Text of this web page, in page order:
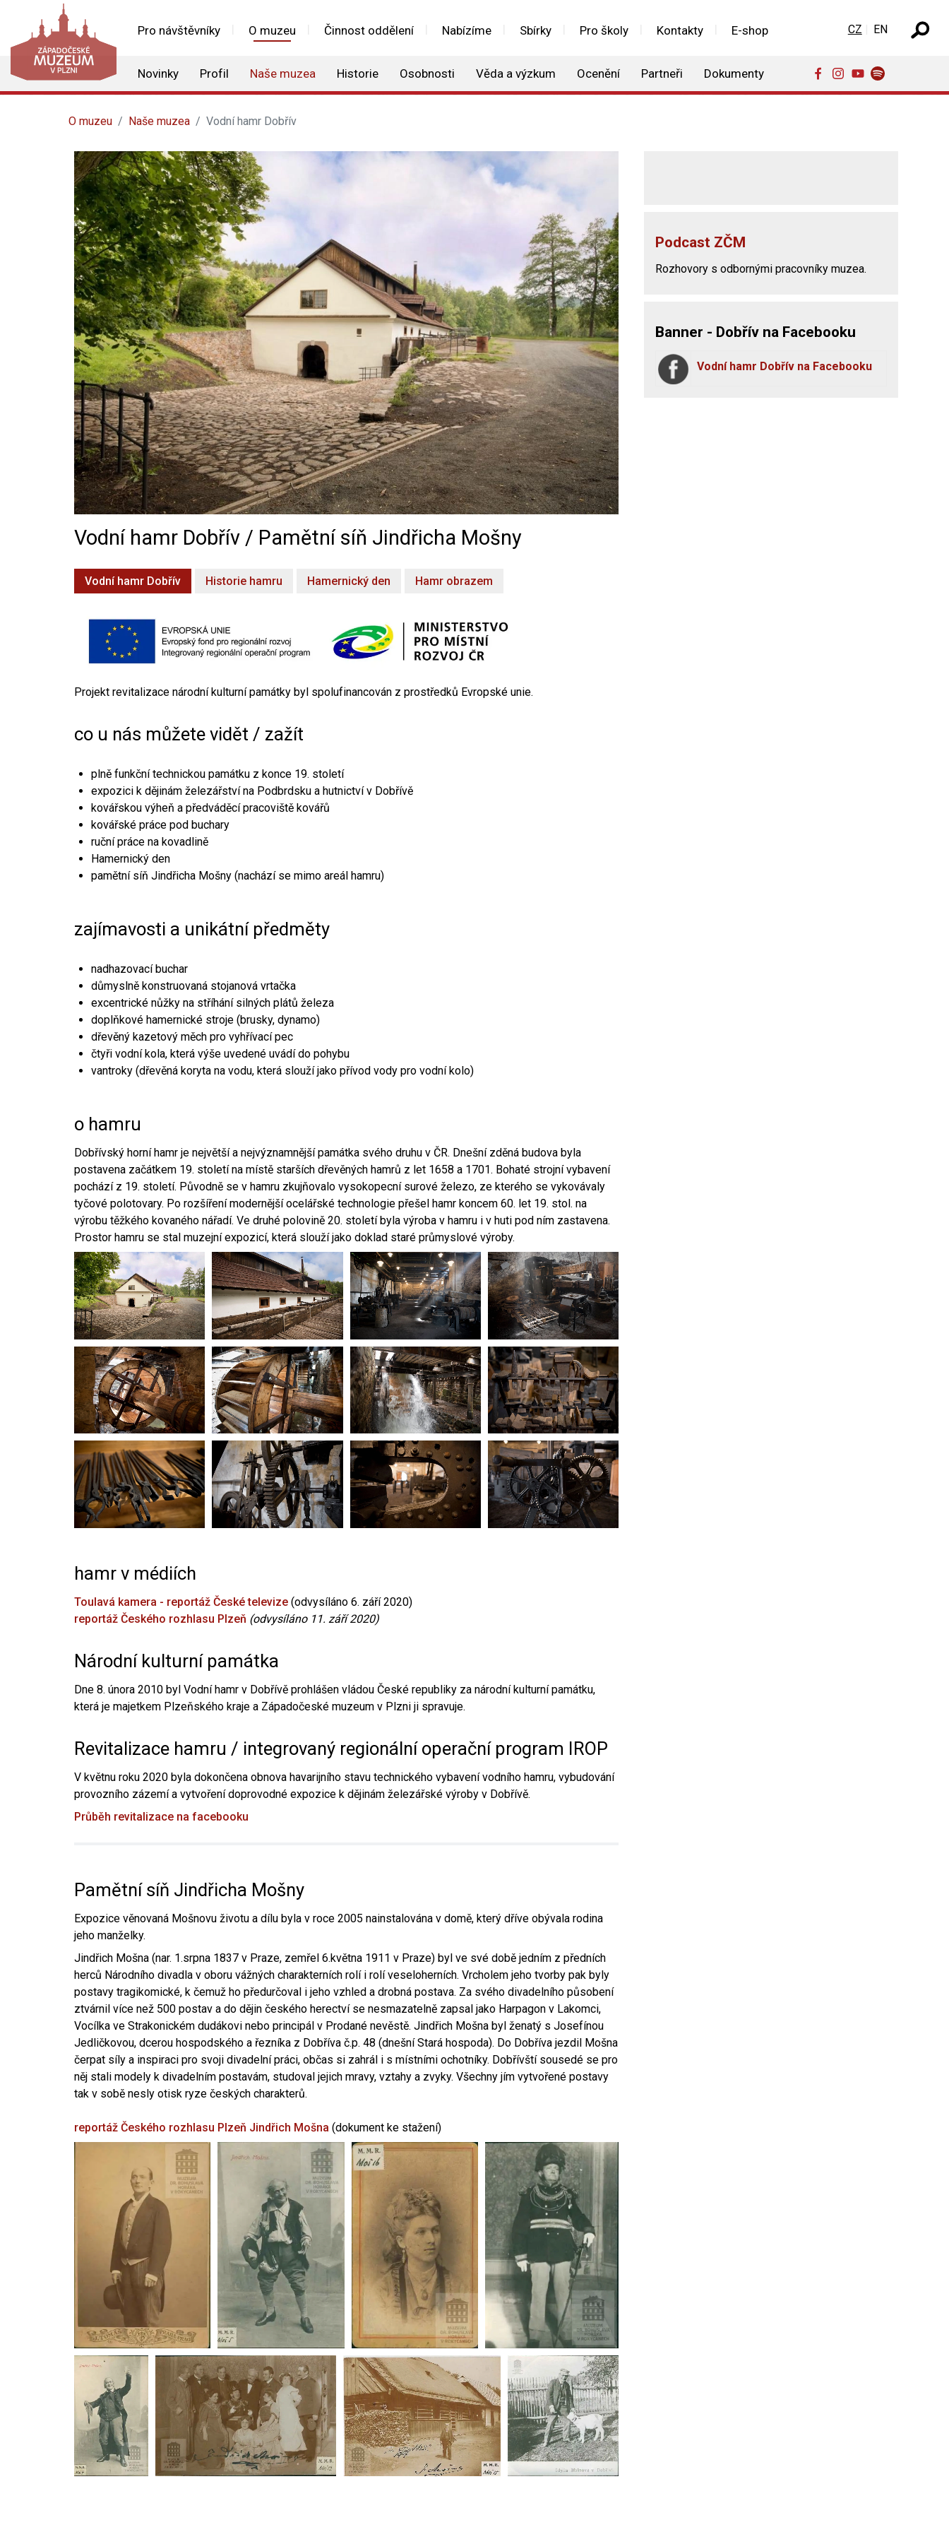
Pro návštěvníky O muzeu Činnost oddělení Nabízíme Sbírky Pro školy Kontakty E-shop
Novinky Profil Naše muzea Historie Osobnosti Věda a výzkum Ocenění Partneři Dokumenty
Zvolte jazyk
CZ EN
O muzeu Naše muzea Vodní hamr Dobřív
Vodní hamr Dobřív / Pamětní síň Jindřicha Mošny
Vodní hamr Dobřív Historie hamru Hamernický den Hamr obrazem
Projekt revitalizace národní kulturní památky byl spolufinancován z prostředků Evropské unie.
co u nás můžete vidět / zažít
plně funkční technickou památku z konce 19. století
expozici k dějinám železářství na Podbrdsku a hutnictví v Dobřívě
kovářskou výheň a předváděcí pracoviště kovářů
kovářské práce pod buchary
ruční práce na kovadlině
Hamernický den
pamětní síň Jindřicha Mošny (nachází se mimo areál hamru)
zajímavosti a unikátní předměty
nadhazovací buchar
důmyslně konstruovaná stojanová vrtačka
excentrické nůžky na stříhání silných plátů železa
doplňkové hamernické stroje (brusky, dynamo)
dřevěný kazetový měch pro vyhřívací pec
čtyři vodní kola, která výše uvedené uvádí do pohybu
vantroky (dřevěná koryta na vodu, která slouží jako přívod vody pro vodní kolo)
o hamru
Dobřívský horní hamr je největší a nejvýznamnější památka svého druhu v ČR. Dnešní zděná budova byla
postavena začátkem 19. století na místě starších dřevěných hamrů z let 1658 a 1701. Bohaté strojní vybavení
pochází z 19. století. Původně se v hamru zkujňovalo vysokopecní surové železo, ze kterého se vykovávaly
tyčové polotovary. Po rozšíření modernější ocelářské technologie přešel hamr koncem 60. let 19. stol. na
výrobu těžkého kovaného nářadí. Ve druhé polovině 20. století byla výroba v hamru i v huti pod ním zastavena.
Prostor hamru se stal muzejní expozicí, která slouží jako doklad staré průmyslové výroby.
hamr v médiích
Toulavá kamera - reportáž České televize (odvysíláno 6. září 2020)
reportáž Českého rozhlasu Plzeň (odvysíláno 11. září 2020)
Národní kulturní památka
Dne 8. února 2010 byl Vodní hamr v Dobřívě prohlášen vládou České republiky za národní kulturní památku,
která je majetkem Plzeňského kraje a Západočeské muzeum v Plzni ji spravuje.
Revitalizace hamru / integrovaný regionální operační program IROP
V květnu roku 2020 byla dokončena obnova havarijního stavu technického vybavení vodního hamru, vybudování
provozního zázemí a vytvoření doprovodné expozice k dějinám železářské výroby v Dobřívě.
Průběh revitalizace na facebooku
Pamětní síň Jindřicha Mošny
Expozice věnovaná Mošnovu životu a dílu byla v roce 2005 nainstalována v domě, který dříve obývala rodina
jeho manželky.
Jindřich Mošna (nar. 1.srpna 1837 v Praze, zemřel 6.května 1911 v Praze) byl ve své době jedním z předních
herců Národního divadla v oboru vážných charakterních rolí i rolí veseloherních. Vrcholem jeho tvorby pak byly
postavy tragikomické, k čemuž ho předurčoval i jeho vzhled a drobná postava. Za svého divadelního působení
ztvárnil více než 500 postav a do dějin českého herectví se nesmazatelně zapsal jako Harpagon v Lakomci,
Vocílka ve Strakonickém dudákovi nebo principál v Prodané nevěstě. Jindřich Mošna byl ženatý s Josefínou
Jedličkovou, dcerou hospodského a řezníka z Dobříva č.p. 48 (dnešní Stará hospoda). Do Dobříva jezdil Mošna
čerpat síly a inspiraci pro svoji divadelní práci, občas si zahrál i s místními ochotníky. Dobřívští sousedé se pro
něj stali modely k divadelním postavám, studoval jejich mravy, vztahy a zvyky. Všechny jím vytvořené postavy
tak v sobě nesly otisk ryze českých charakterů.
reportáž Českého rozhlasu Plzeň Jindřich Mošna (dokument ke stažení)
Podcast ZČM
Rozhovory s odbornými pracovníky muzea.
Banner - Dobřív na Facebooku
Vodní hamr Dobřív na Facebooku